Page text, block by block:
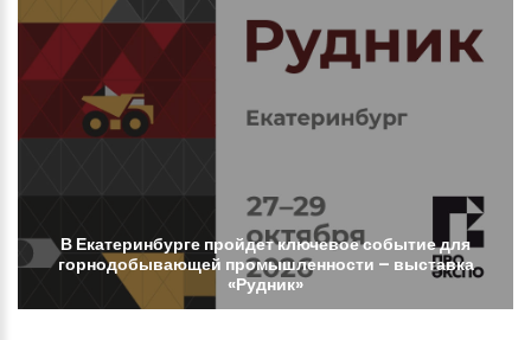
В Екатеринбурге пройдетключевоесобытиедля
горнодобывающей промышленности – выставка
«Рудник»